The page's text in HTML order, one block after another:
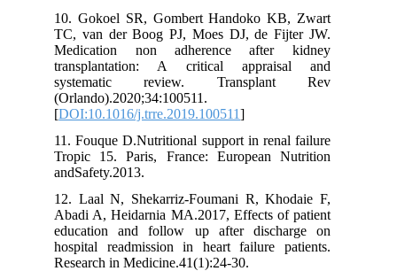
10. Gokoel SR, Gombert Handoko KB, Zwart
TC, van der Boog PJ, Moes DJ, de Fijter JW.
Medication non adherence after kidney
transplantation: A critical appraisal and
systematic review. Transplant Rev
(Orlando).2020;34:100511.
[DOI:10.1016/j.trre.2019.100511
11. Fouque D.Nutritional support in renal failure
Tropic 15. Paris, France: European Nutrition
andSafety.2013.
12. Laal N, Shekarriz-Foumani R, Khodaie F,
Abadi A, Heidarnia MA.2017, Effects of patient
education and follow up after discharge on
hospital readmission in heart failure patients.
Research in Medicine.41(1):24-30.